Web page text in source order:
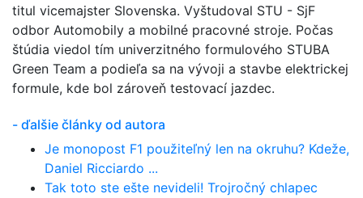
titul vicemajster Slovenska. Vyštudoval STU - SjF
odbor Automobily a mobilné pracovné stroje. Počas
štúdia viedol tím univerzitného formulového STUBA
Green Team a podieľa sa na vývoji a stavbe elektrickej
formule, kde bol zároveň testovací jazdec.
- ďalšie články od autora
Je monopost F1 použiteľný len na okruhu? Kdeže,
Daniel Ricciardo ...
Tak toto ste ešte nevideli! Trojročný chlapec